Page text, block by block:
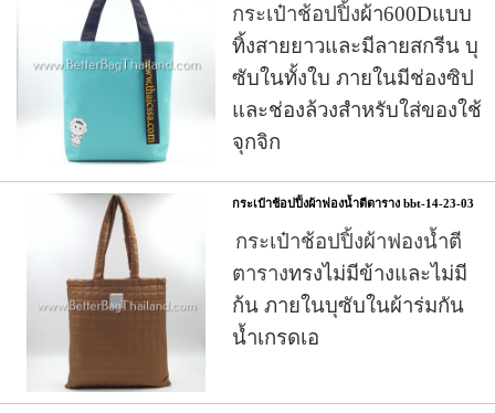
กระเป๋าช้อปปิ้งผ้า600Dแบบ
ทิ้งสายยาวและมีลายสกรีน บุ
ซับในทั้งใบ ภายในมีช่องซิป
และช่องล้วงสำหรับใส่ของใช้
จุกจิก
กระเป๋าช้อปปิ้งผ้าฟองน้ำตีตาราง bbt-14-23-03
กระเป๋าช้อปปิ้งผ้าฟองน้ำตี
ตารางทรงไม่มีข้างและไม่มี
ก้น ภายในบุซับในผ้าร่มกัน
น้ำเกรดเอ